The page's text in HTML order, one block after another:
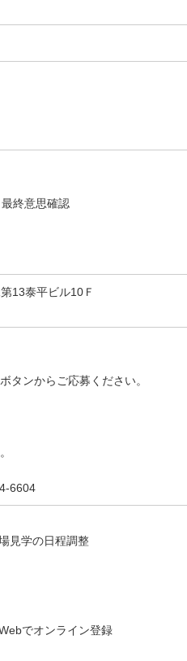
終意思確認
13泰平ビル10Ｆ
タンからご応募ください。
6604
見学の日程調整
でオンライン登録